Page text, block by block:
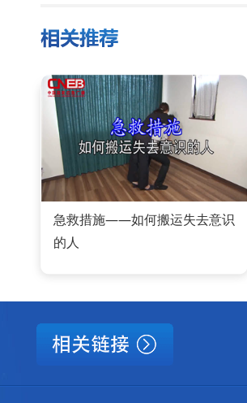
急救措施——如何搬运失去意识
的人